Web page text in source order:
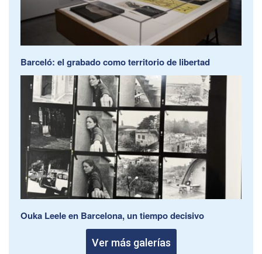
Barceló: el grabado como territorio de libertad
Ouka Leele en Barcelona, un tiempo decisivo
Ver más galerías